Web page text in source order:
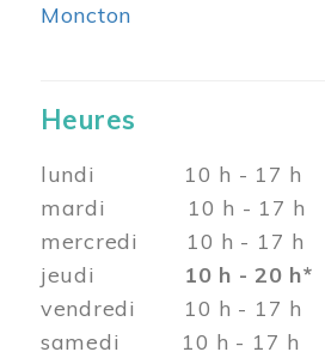
Moncton
Heures
lundi 10 h - 17 h
mardi 10 h - 17 h
mercredi 10 h - 17 h
jeudi 10 h - 20 h*
vendredi 10 h - 17 h
samedi 10 h - 17 h